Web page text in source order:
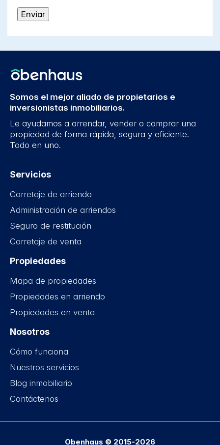
Somos el mejor aliado de propietarios e
inversionistas inmobiliarios.
Le ayudamos a arrendar, vender o comprar una
propiedad de forma rápida, segura y eficiente.
Todo en uno.
Servicios
Corretaje de arriendo
Administración de arriendos
Seguro de restitución
Corretaje de venta
Propiedades
Mapa de propiedades
Propiedades en arriendo
Propiedades en venta
Nosotros
Cómo funciona
Nuestros servicios
Blog inmobiliario
Contáctenos
Obenhaus © 2015-2026